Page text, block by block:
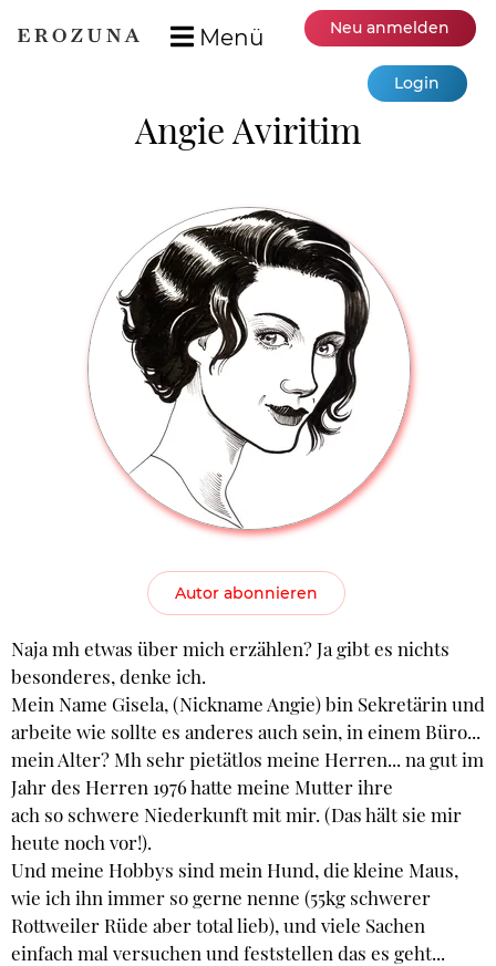
Menü Neu anmelden
Login
Angie Aviritim
Autor abonnieren
Naja mh etwas über mich erzählen? Ja gibt es nichts
besonderes, denke ich.
Mein Name Gisela, (Nickname Angie) bin Sekretärin und
arbeite wie sollte es anderes auch sein, in einem Büro...
mein Alter? Mh sehr pietätlos meine Herren... na gut im
Jahr des Herren 1976 hatte meine Mutter ihre
ach so schwere Niederkunft mit mir. (Das hält sie mir
heute noch vor!).
Und meine Hobbys sind mein Hund, die kleine Maus,
wie ich ihn immer so gerne nenne (55kg schwerer
Rottweiler Rüde aber total lieb), und viele Sachen
einfach mal versuchen und feststellen das es geht...